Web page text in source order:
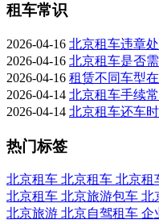
租车常识
2026-04-16 北京租车违章
2026-04-16 北京租车是否
2026-04-16 租赁不同车型
2026-04-14 北京租车手续
2026-04-14 北京租车还车
热门标签
北京租车 北京租车 北京租
北京租车 北京旅游包车 北
北京旅游 北京自驾租车 企